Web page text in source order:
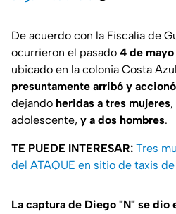
De acuerdo con la Fiscalía de
ocurrieron el pasado 4 de mayo
ubicado en la colonia Costa
presuntamente arribó y
dejando heridas a tres mujeres
adolescente, y a dos hombres.
TE PUEDE INTERESAR: Tres
del ATAQUE en sitio de taxis
La captura de Diego "N" se dio